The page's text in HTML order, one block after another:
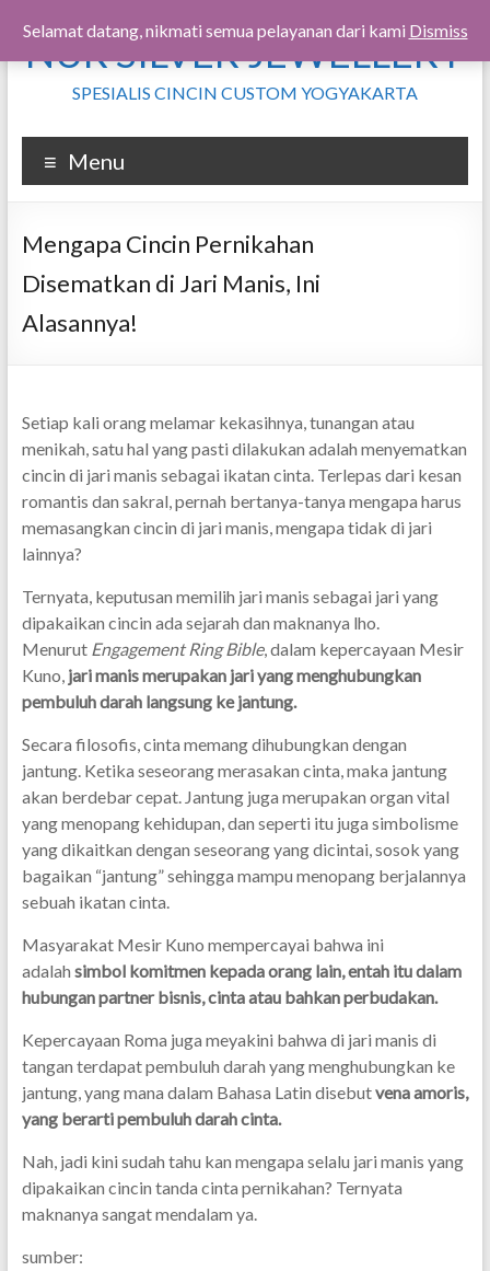
Skip
content
NUR SILVER JEWELLERY
SPESIALIS CINCIN CUSTOM YOGYAKARTA
Menu
Mengapa Cincin Pernikahan
Disematkan di Jari Manis, Ini
Alasannya!
Setiap kali orang melamar kekasihnya, tunangan atau
menikah, satu hal yang pasti dilakukan adalah menyematkan
cincin di jari manis sebagai ikatan cinta. Terlepas dari kesan
romantis dan sakral, pernah bertanya-tanya mengapa harus
memasangkan cincin di jari manis, mengapa tidak di jari
lainnya?
Ternyata, keputusan memilih jari manis sebagai jari yang
dipakaikan cincin ada sejarah dan maknanya lho.
Menurut Engagement Ring Bible, dalam kepercayaan Mesir
Kuno, jari manis merupakan jari yang menghubungkan
pembuluh darah langsung ke jantung.
Secara filosofis, cinta memang dihubungkan dengan
jantung. Ketika seseorang merasakan cinta, maka jantung
akan berdebar cepat. Jantung juga merupakan organ vital
yang menopang kehidupan, dan seperti itu juga simbolisme
yang dikaitkan dengan seseorang yang dicintai, sosok yang
bagaikan “jantung” sehingga mampu menopang berjalannya
sebuah ikatan cinta.
Masyarakat Mesir Kuno mempercayai bahwa ini
adalah simbol komitmen kepada orang lain, entah itu dalam
hubungan partner bisnis, cinta atau bahkan perbudakan.
Kepercayaan Roma juga meyakini bahwa di jari manis di
tangan terdapat pembuluh darah yang menghubungkan ke
jantung, yang mana dalam Bahasa Latin disebutvena amoris,
yang berarti pembuluh darah cinta.
Nah, jadi kini sudah tahu kan mengapa selalu jari manis yang
dipakaikan cincin tanda cinta pernikahan? Ternyata
maknanya sangat mendalam ya.
sumber:
Selamat datang, nikmati semua pelayanan dari kami Dismiss